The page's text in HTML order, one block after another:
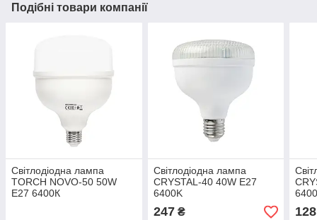
Подібні товари компанії
Світлодіодна лампа
TORCH NOVO-50 50W
E27 6400К
Світлодіодна лампа
CRYSTAL-40 40W E27
6400K
247₴ 128